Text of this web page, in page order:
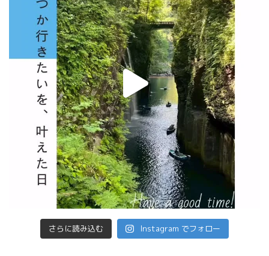
さらに読み込む Instagram でフォロー